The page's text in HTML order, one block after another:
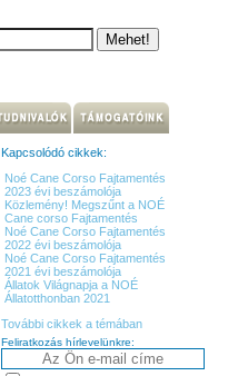
Kapcsolódó cikkek:
Noé Cane Corso Fajtamentés
2023 évi beszámolója
Közlemény! Megszűnt a NOÉ
Cane corso Fajtamentés
Noé Cane Corso Fajtamentés
2022 évi beszámolója
Noé Cane Corso Fajtamentés
2021 évi beszámolója
Állatok Világnapja a NOÉ
Állatotthonban 2021
További cikkek a témában
Feliratkozás hírlevelünkre: